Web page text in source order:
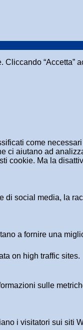
“Accetta”
come
ci aiutano ad
cookie. Ma la
di social media, la
a fornire una
on high traffic sites.
sulle
i visitatori sui siti